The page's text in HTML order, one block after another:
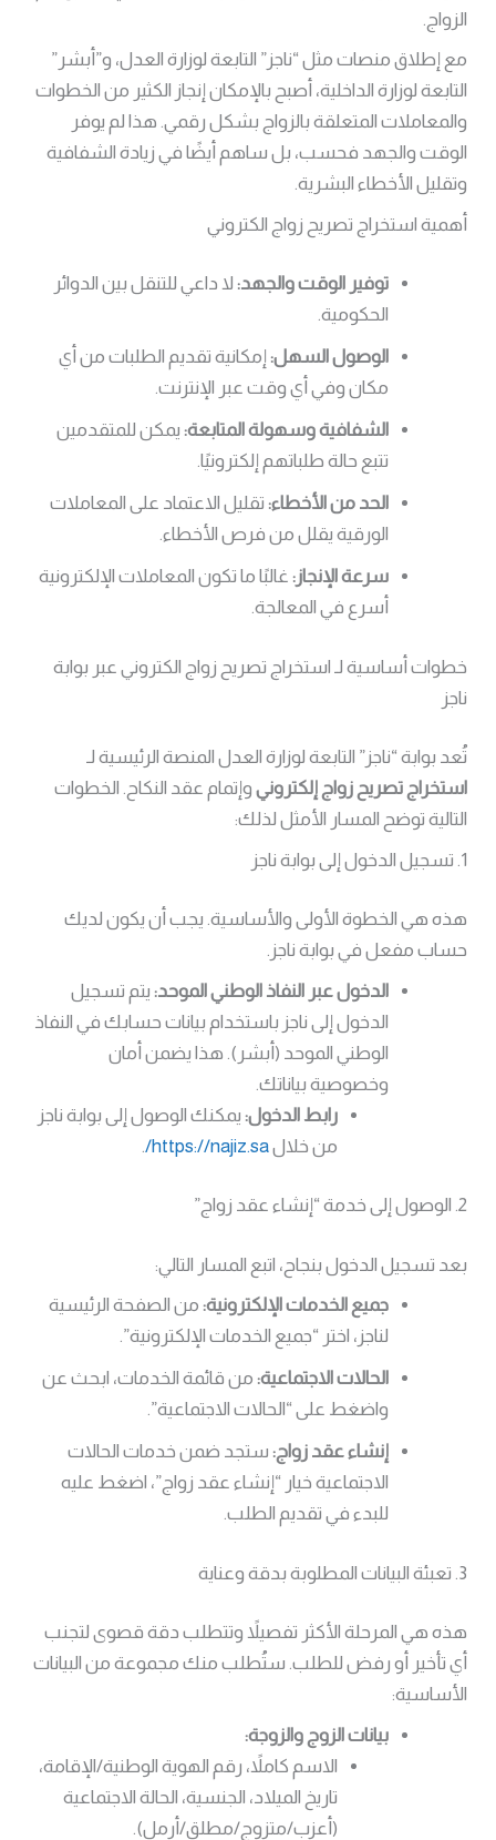
الزواج.
مع إطلاق منصات مثل “ناجز” التابعة لوزارة العدل، و”أبشر”
التابعة لوزارة الداخلية، أصبح بالإمكان إنجاز الكثير من الخطوات
والمعاملات المتعلقة بالزواج بشكل رقمي. هذا لم يوفر
الوقت والجهد فحسب، بل ساهم أيضًا في زيادة الشفافية
وتقليل الأخطاء البشرية.
أهمية استخراج تصريح زواج الكتروني
توفير الوقت والجهد: لا داعي للتنقل بين الدوائر
الحكومية.
الوصول السهل: إمكانية تقديم الطلبات من أي
مكان وفي أي وقت عبر الإنترنت.
الشفافية وسهولة المتابعة: يمكن للمتقدمين
تتبع حالة طلباتهم إلكترونيًا.
الحد من الأخطاء: تقليل الاعتماد على المعاملات
الورقية يقلل من فرص الأخطاء.
سرعة الإنجاز: غالبًا ما تكون المعاملات الإلكترونية
أسرع في المعالجة.
خطوات أساسية لـ استخراج تصريح زواج الكتروني عبر بوابة
ناجز
تُعد بوابة “ناجز” التابعة لوزارة العدل المنصة الرئيسية لـ
استخراج تصريح زواج إلكتروني وإتمام عقد النكاح. الخطوات
التالية توضح المسار الأمثل لذلك:
1. تسجيل الدخول إلى بوابة ناجز
هذه هي الخطوة الأولى والأساسية. يجب أن يكون لديك
حساب مفعل في بوابة ناجز.
الدخول عبر النفاذ الوطني الموحد: يتم تسجيل
الدخول إلى ناجز باستخدام بيانات حسابك في النفاذ
الوطني الموحد (أبشر). هذا يضمن أمان
وخصوصية بياناتك.
رابط الدخول:يمكنك الوصول إلى بوابة ناجز
من خلالhttps://najiz.sa/
.
2. الوصول إلى خدمة “إنشاء عقد زواج”
بعد تسجيل الدخول بنجاح، اتبع المسار التالي:
جميع الخدمات الإلكترونية: من الصفحة الرئيسية
لناجز، اختر “جميع الخدمات الإلكترونية”.
الحالات الاجتماعية: من قائمة الخدمات، ابحث عن
واضغط على “الحالات الاجتماعية”.
إنشاء عقد زواج: ستجد ضمن خدمات الحالات
الاجتماعية خيار “إنشاء عقد زواج”، اضغط عليه
للبدء في تقديم الطلب.
3. تعبئة البيانات المطلوبة بدقة وعناية
هذه هي المرحلة الأكثر تفصيلاً وتتطلب دقة قصوى لتجنب
أي تأخير أو رفض للطلب. ستُطلب منك مجموعة من البيانات
الأساسية:
بيانات الزوج والزوجة:
الاسم كاملاً، رقم الهوية الوطنية/الإقامة،
تاريخ الميلاد، الجنسية، الحالة الاجتماعية
(أعزب/متزوج/مطلق/أرمل).